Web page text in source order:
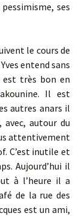
ses
le cours de
entend sans
très bon en
Il est
autres anars il
autour du
attentivement
C’est inutile et
Aujourd’hui il
à l’heure il a
de la rue des
est un ami,